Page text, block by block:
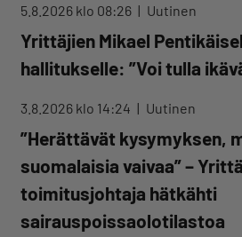
5.8.2026 klo 08:26 Uutinen
Yrittäjien Mikael
hallitukselle: ”Voi tulla
3.8.2026 klo 14:24 Uutinen
”Herättävät kysymyksen,
suomalaisia vaivaa” –
toimitusjohtaja hätkähti
sairauspoissaolotilastoa